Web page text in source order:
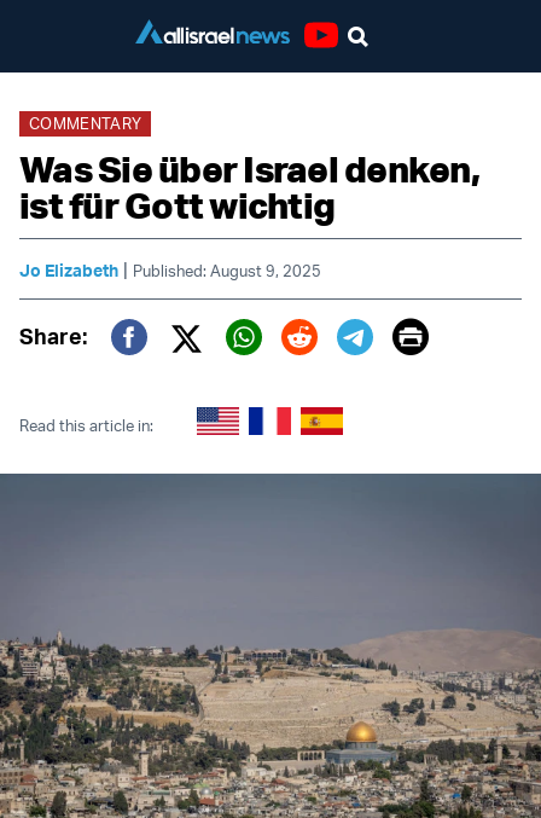
COMMENTARY
Was Sie über Israel denken,
ist für Gott wichtig
Jo Elizabeth | Published: August 9, 2025
Share:
Twitter (X)
Print
Read this article in: